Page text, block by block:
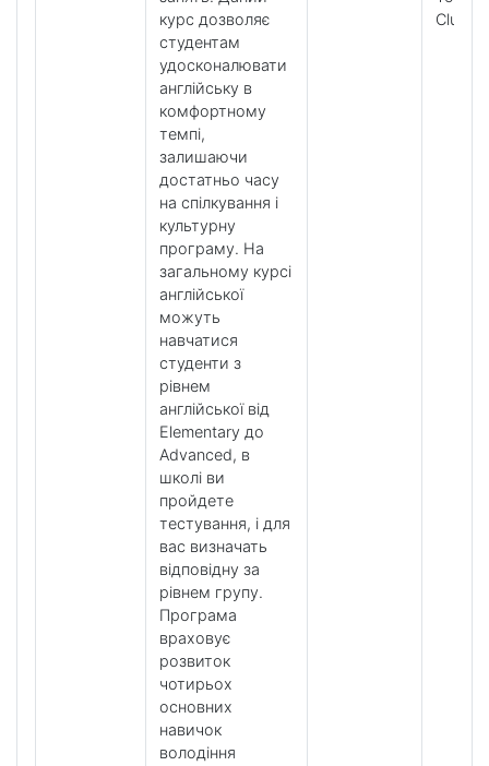
курс дозволяє
студентам
удосконалювати
англійську в
комфортному
темпі,
залишаючи
достатньо часу
на спілкування і
культурну
програму. На
загальному курсі
англійської
можуть
навчатися
студенти з
рівнем
англійської від
Elementary до
Advanced, в
школі ви
пройдете
тестування, і для
вас визначать
відповідну за
рівнем групу.
Програма
враховує
розвиток
чотирьох
основних
навичок
володіння
Clubs